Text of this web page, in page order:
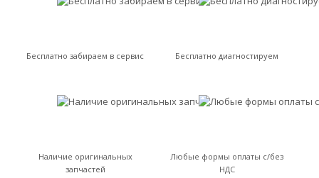
Бесплатно забираем в сервис Бесплатно диагностируем
Наличие оригинальных
запчастей
Любые формы оплаты с/без
НДС